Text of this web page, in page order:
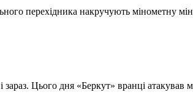
перехідника накручують мінометну
Цього дня «Беркут» вранці